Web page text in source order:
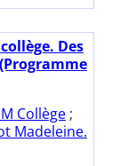
Des
Collège ;
Madeleine.